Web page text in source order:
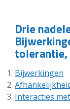
Drie
tolerantie,
Bijwerkingen
Interacties